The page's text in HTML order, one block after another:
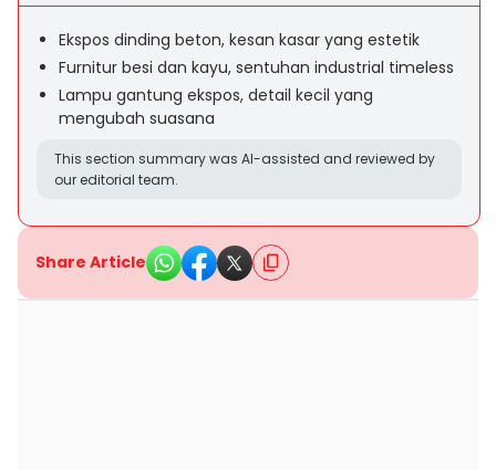
Ekspos dinding beton, kesan kasar yang estetik
Furnitur besi dan kayu, sentuhan industrial timeless
Lampu gantung ekspos, detail kecil yang
mengubah suasana
This section summary was AI-assisted and reviewed by
our editorial team.
Share Article